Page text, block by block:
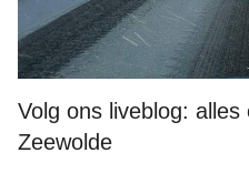
Volg ons liveblog:
Zeewolde